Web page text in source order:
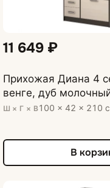
11 649 ₽
Прихожая Диана 4
венге, дуб
Ш × Г × В100 × 42 × 210
В